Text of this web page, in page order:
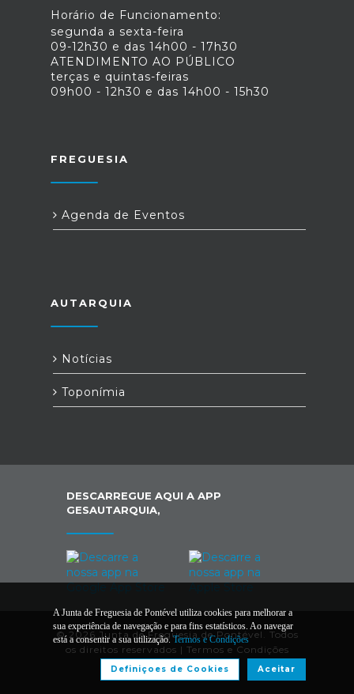
Horário de Funcionamento:
segunda a sexta-feira
09-12h30 e das 14h00 - 17h30
ATENDIMENTO AO PÚBLICO
terças e quintas-feiras
09h00 - 12h30 e das 14h00 - 15h30
FREGUESIA
Agenda de Eventos
AUTARQUIA
Notícias
Toponímia
DESCARREGUE AQUI A APP
GESAUTARQUIA,
© 2026 Junta de Freguesia de Pontével. Todos
os direitos reservados | Termos e Condições
A Junta de Freguesia de Pontével utiliza cookies para melhorar a
sua experiência de navegação e para fins estatísticos. Ao navegar
está a consentir a sua utilização.Termos e Condições
Aceitar
Definiçoes de Cookies